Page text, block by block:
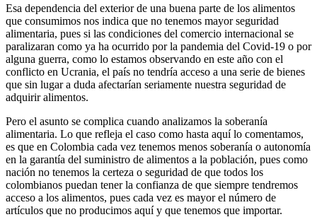
Esa dependencia del exterior de una buena parte de los alimentos
que consumimos nos indica que no tenemos mayor seguridad
alimentaria, pues si las condiciones del comercio internacional se
paralizaran como ya ha ocurrido por la pandemia del Covid-19 o por
alguna guerra, como lo estamos observando en este año con el
conflicto en Ucrania, el país no tendría acceso a una serie de bienes
que sin lugar a duda afectarían seriamente nuestra seguridad de
adquirir alimentos.
Pero el asunto se complica cuando analizamos la soberanía
alimentaria. Lo que refleja el caso como hasta aquí lo comentamos,
es que en Colombia cada vez tenemos menos soberanía o autonomía
en la garantía del suministro de alimentos a la población, pues como
nación no tenemos la certeza o seguridad de que todos los
colombianos puedan tener la confianza de que siempre tendremos
acceso a los alimentos, pues cada vez es mayor el número de
artículos que no producimos aquí y que tenemos que importar.